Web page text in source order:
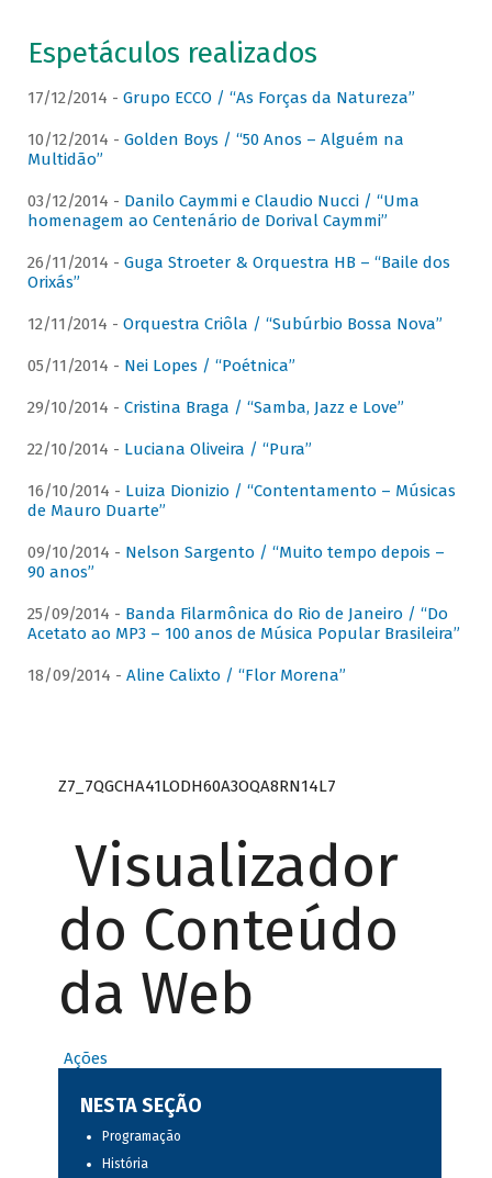
Espetáculos realizados
17/12/2014 - Grupo ECCO / “As Forças da Natureza”
10/12/2014 - Golden Boys / “50 Anos – Alguém na
Multidão”
03/12/2014 - Danilo Caymmi e Claudio Nucci / “Uma
homenagem ao Centenário de Dorival Caymmi”
26/11/2014 - Guga Stroeter & Orquestra HB – “Baile dos
Orixás”
12/11/2014 - Orquestra Criôla / “Subúrbio Bossa Nova”
05/11/2014 - Nei Lopes / “Poétnica”
29/10/2014 - Cristina Braga / “Samba, Jazz e Love”
22/10/2014 - Luciana Oliveira / “Pura”
16/10/2014 - Luiza Dionizio / “Contentamento – Músicas
de Mauro Duarte”
09/10/2014 - Nelson Sargento / “Muito tempo depois –
90 anos”
25/09/2014 - Banda Filarmônica do Rio de Janeiro / “Do
Acetato ao MP3 – 100 anos de Música Popular Brasileira”
18/09/2014 - Aline Calixto / “Flor Morena”
Z7_7QGCHA41LODH60A3OQA8RN14L7
Visualizador
do Conteúdo
da Web
Ações
NESTA SEÇÃO
Programação
História